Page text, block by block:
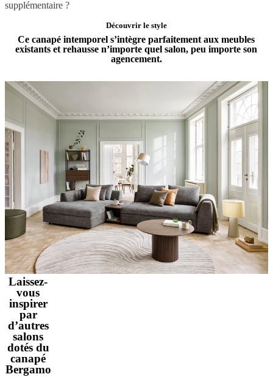
supplémentaire ?
Découvrir le style
Ce canapé intemporel s’intègre parfaitement aux meubles
existants et rehausse n’importe quel salon, peu importe son
agencement.
Laissez-
vous
inspirer
par
d’autres
salons
dotés du
canapé
Bergamo